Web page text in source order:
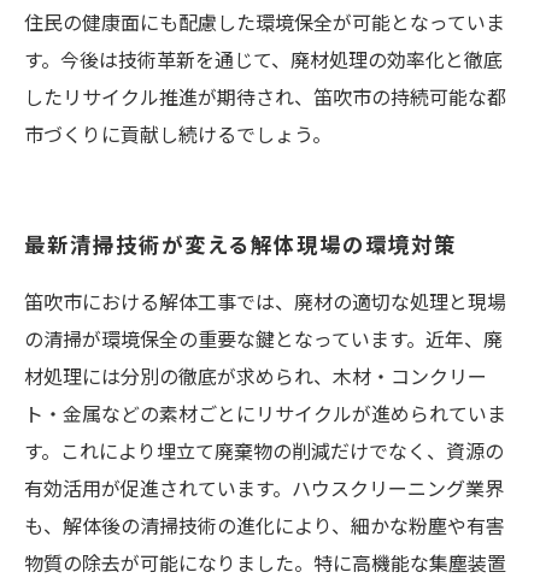
住民の健康面にも配慮した環境保全が可能となっていま
す。今後は技術革新を通じて、廃材処理の効率化と徹底
したリサイクル推進が期待され、笛吹市の持続可能な都
市づくりに貢献し続けるでしょう。
最新清掃技術が変える解体現場の環境対策
笛吹市における解体工事では、廃材の適切な処理と現場
の清掃が環境保全の重要な鍵となっています。近年、廃
材処理には分別の徹底が求められ、木材・コンクリー
ト・金属などの素材ごとにリサイクルが進められていま
す。これにより埋立て廃棄物の削減だけでなく、資源の
有効活用が促進されています。ハウスクリーニング業界
も、解体後の清掃技術の進化により、細かな粉塵や有害
物質の除去が可能になりました。特に高機能な集塵装置